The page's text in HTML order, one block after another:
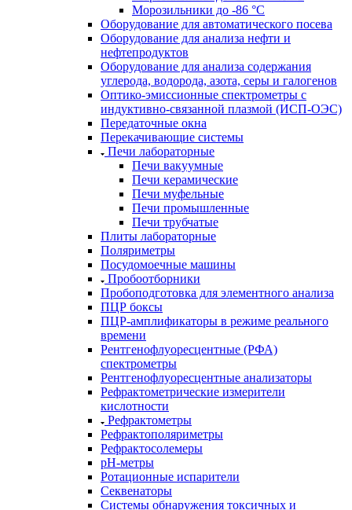
Морозильники до -86 °С
Оборудование для автоматического посева
Оборудование для анализа нефти и
нефтепродуктов
Оборудование для анализа содержания
углерода, водорода, азота, серы и галогенов
Оптико-эмиссионные спектрометры с
индуктивно-связанной плазмой (ИСП-ОЭС)
Передаточные окна
Перекачивающие системы
Печи лабораторные
Печи вакуумные
Печи керамические
Печи муфельные
Печи промышленные
Печи трубчатые
Плиты лабораторные
Поляриметры
Посудомоечные машины
Пробоотборники
Пробоподготовка для элементного анализа
ПЦР боксы
ПЦР-амплификаторы в режиме реального
времени
Рентгенофлуоресцентные (РФА)
спектрометры
Рентгенофлуоресцентные анализаторы
Рефрактометрические измерители
кислотности
Рефрактометры
Рефрактополяриметры
Рефрактосолемеры
рН-метры
Ротационные испарители
Секвенаторы
Системы обнаружения токсичных и